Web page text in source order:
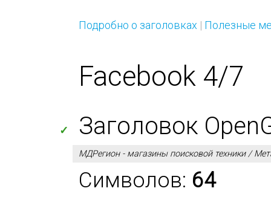
Подробно о заголовках | Полезные
Facebook 4/7
✓ Заголовок
МДРегион - магазины поисковой техники /
Символов: 64